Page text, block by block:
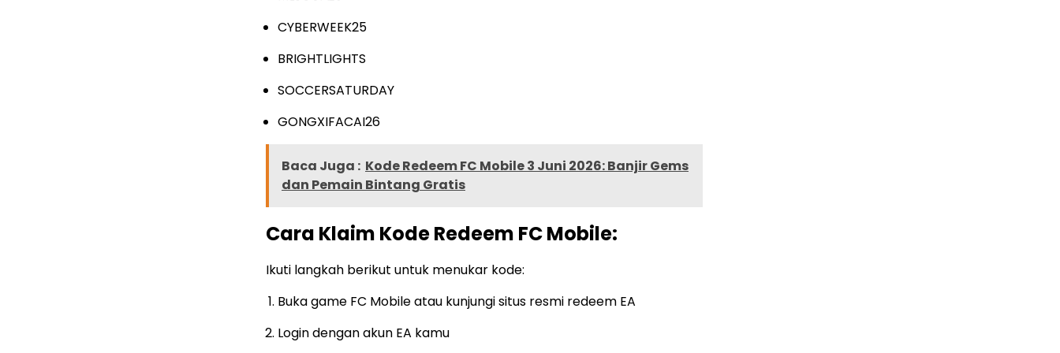
CYBERWEEK25
BRIGHTLIGHTS
SOCCERSATURDAY
GONGXIFACAI26
Baca Juga : Kode Redeem FC Mobile 3 Juni 2026: Banjir Gems
dan Pemain Bintang Gratis
Cara Klaim Kode Redeem FC Mobile:
Ikuti langkah berikut untuk menukar kode:
Buka game FC Mobile atau kunjungi situs resmi redeem EA
Login dengan akun EA kamu